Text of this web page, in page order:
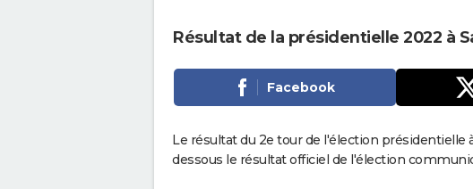
Résultat de la présidentielle 2022 à
Facebook
Le résultat du 2e tour de l'élection présidentielle
dessous le résultat officiel de l'élection